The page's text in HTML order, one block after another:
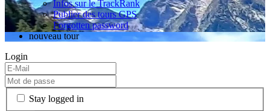
Infos sur le TrackRank
Publier des tours GPS
Forgotten password
nouveau tour
Login
Stay logged in